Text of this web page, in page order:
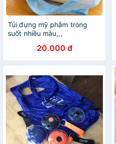
Túi đựng mỹ phẫm trong
suốt nhiều màu,,,
20.000 đ